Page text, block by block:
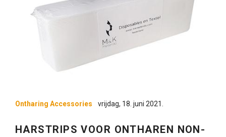
Ontharing Accessories vrijdag, 18. juni 2021.
HARSTRIPS VOOR ONTHAREN NON-